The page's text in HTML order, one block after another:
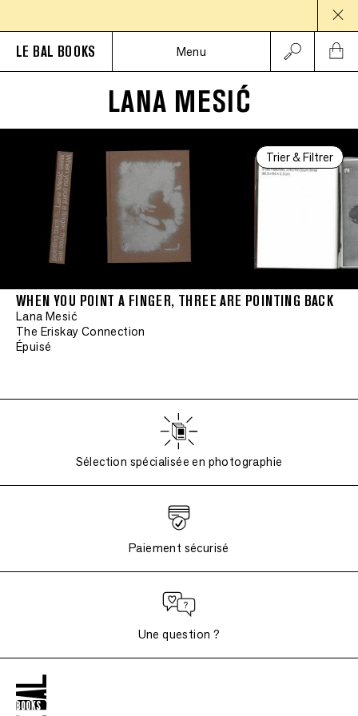
LE BAL BOOKS Menu
LANA MESIĆ
Trier & Filtrer
WHEN YOU POINT A FINGER, THREE ARE POINTING BACK
Lana Mesić
The Eriskay Connection
Épuisé
Sélection spécialisée en photographie
Paiement sécurisé
Une question ?